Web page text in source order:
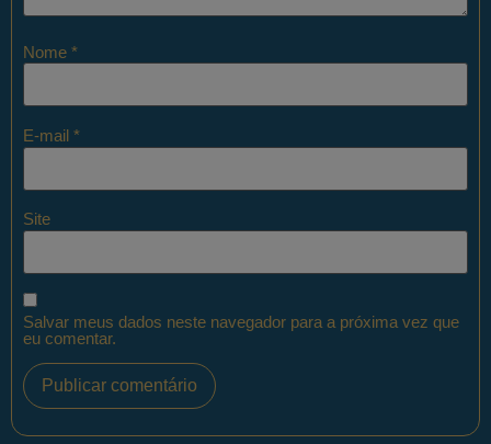
Nome *
E-mail *
Site
Salvar meus dados neste navegador para a próxima vez que
eu comentar.